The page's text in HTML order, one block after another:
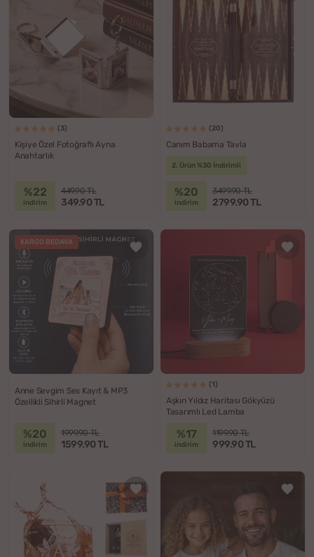
(3)
Kişiye Özel Fotoğraflı Ayna
Anahtarlık
%22
indirim
449.90 TL
349.90 TL
(20)
Canım Babama Tavla
2. Ürün %30 İndirimli
%20
indirim
3499.90 TL
2799.90 TL
KARGO BEDAVA
Anne Sevgim Ses Kayıt & MP3
Özellikli Sihirli Magnet
%20
indirim
1999.90 TL
1599.90 TL
(1)
Aşkın Yıldız Haritası Gökyüzü
Tasarımlı Led Lamba
%17
indirim
1199.90 TL
999.90 TL